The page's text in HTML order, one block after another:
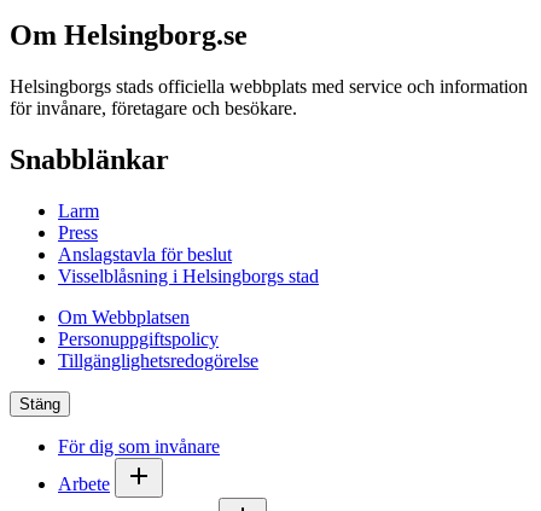
Om Helsingborg.se
Helsingborgs stads officiella webbplats med service och information
för invånare, företagare och besökare.
Snabblänkar
Larm
Press
Anslagstavla för beslut
Visselblåsning i Helsingborgs stad
Om Webbplatsen
Personuppgiftspolicy
Tillgänglighetsredogörelse
Stäng
För dig som invånare
Arbete